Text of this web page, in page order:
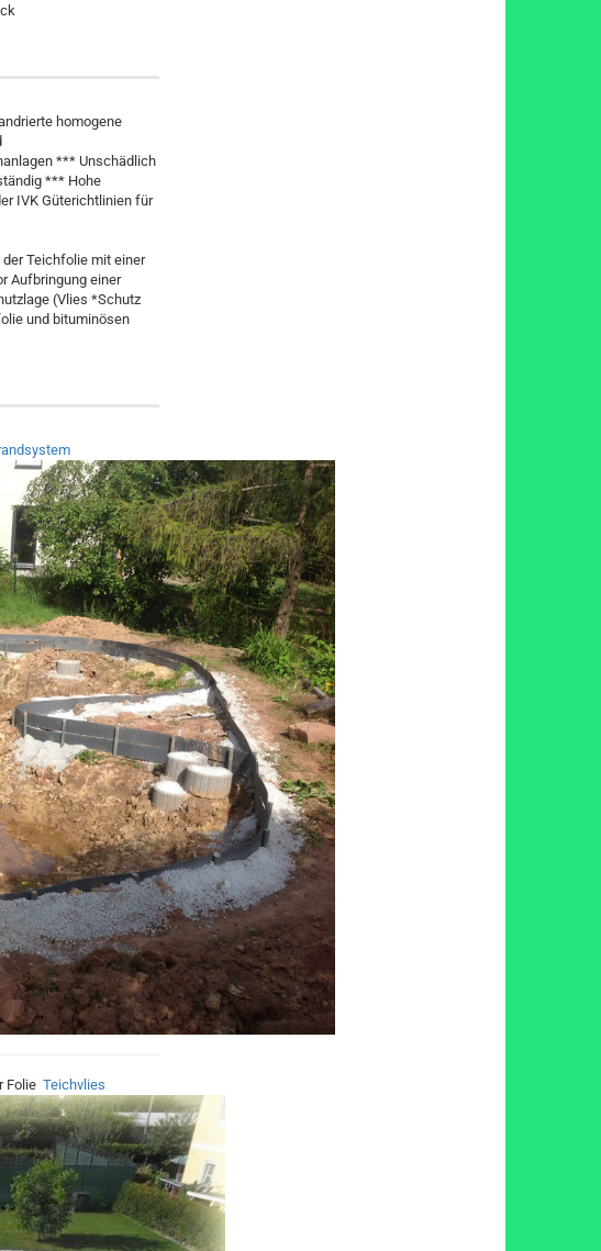
homogene
*** Unschädlich
*** Hohe
IVK Güterichtlinien für
Teichfolie mit einer
Aufbringung einer
(Vlies *Schutz
und bituminösen
Folie Teichvlies